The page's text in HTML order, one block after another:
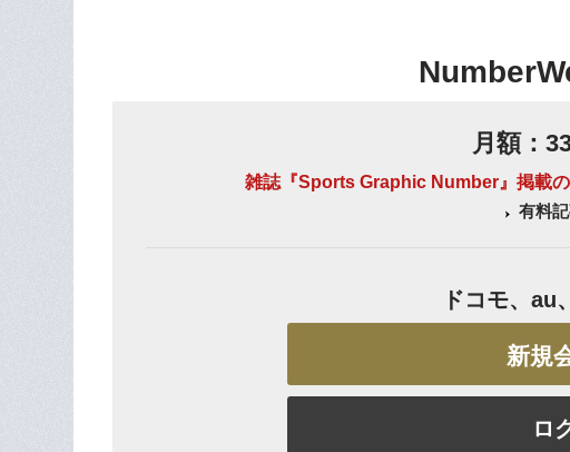
月額：
雑誌『Sports Graphic Number』掲載
有料
ドコモ、au
新規
ロ